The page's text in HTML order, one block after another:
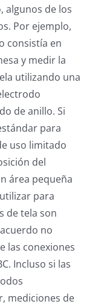
algunos de los
Por ejemplo,
consistía en
y medir la
utilizando una
de anillo. Si
para
uso limitado
del
área pequeña
para
de tela son
no
las conexiones
Incluso si las
mediciones de